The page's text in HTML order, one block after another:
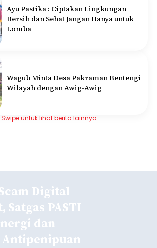
Ayu Pastika : Ciptakan Lingkungan
Bersih dan Sehat Jangan Hanya untuk
Lomba
Wagub Minta Desa Pakraman Bentengi
Wilayah dengan Awig-Awig
Swipe untuk lihat berita lainnya
Digital
Satgas PASTI
dan